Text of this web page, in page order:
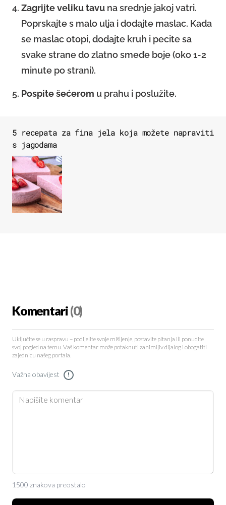
Zagrijte veliku tavu na srednje jakoj vatri.
Poprskajte s malo ulja i dodajte maslac. Kada
se maslac otopi, dodajte kruh i pecite sa
svake strane do zlatno smeđe boje (oko 1-2
minute po strani).
Pospite šećerom u prahu i poslužite.
5 recepata za fina jela koja možete napraviti
s jagodama
Komentari(0)
Uključite se u raspravu – podijelite svoje mišljenje, postavite pitanja ili ponudite
svoj pogled na temu. Vaš komentar može potaknuti zanimljiv dijalog i obogatiti
zajednicu našeg portala.
Važna obavijest !
1500 znakova preostalo